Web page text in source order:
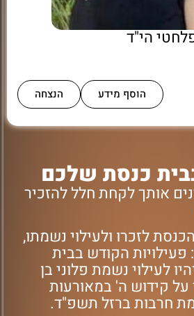
הי"ד
הוסף מידע הנצחה
כנסת שלכם
אותך לקחת חלל להזכיר
לזכרו ולעילוי נשמתו,
פעילויות הקודש בבית
לעילוי נשמת פלוני בן
על קידוש ה' במאורעות
חרבות ברזל תשפ"ד.